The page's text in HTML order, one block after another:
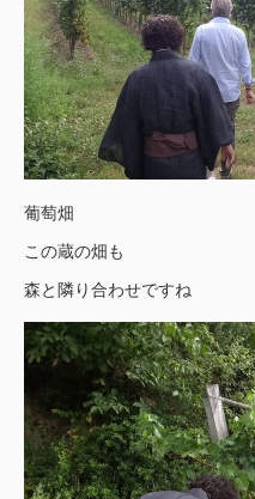
葡萄畑
この蔵の畑も
森と隣り合わせですね